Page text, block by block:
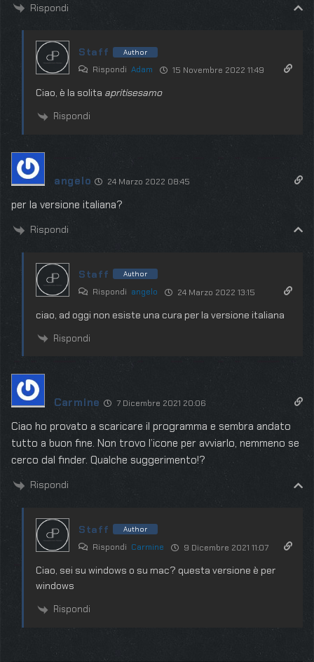
Rispondi
Staff Author
Rispondi Adam 15 Novembre 2022 11:49
Ciao, è la solita apritisesamo
Rispondi
angelo 24 Marzo 2022 08:45
per la versione italiana?
Rispondi
Staff Author
Rispondi angelo 24 Marzo 2022 13:15
ciao, ad oggi non esiste una cura per la versione italiana
Rispondi
Carmine 7 Dicembre 2021 20:06
Ciao ho provato a scaricare il programma e sembra andato
tutto a buon fine. Non trovo l’icone per avviarlo, nemmeno se
cerco dal finder. Qualche suggerimento!?
Rispondi
Staff Author
Rispondi Carmine 9 Dicembre 2021 11:07
Ciao, sei su windows o su mac? questa versione è per
windows
Rispondi